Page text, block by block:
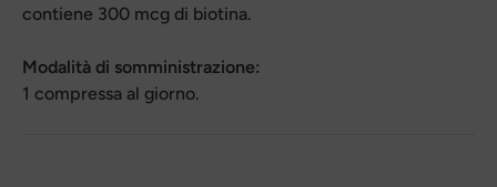
contiene 300 mcg di biotina.
Modalità di somministrazione:
1 compressa al giorno.